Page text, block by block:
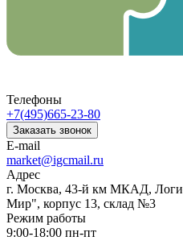
Телефоны
+7(495)665-23-80
Заказать звонок
E-mail
market@igcmail.ru
Адрес
г. Москва, 43-й км МКАД,
Мир", корпус 13, склад №3
Режим работы
9:00-18:00 пн-пт